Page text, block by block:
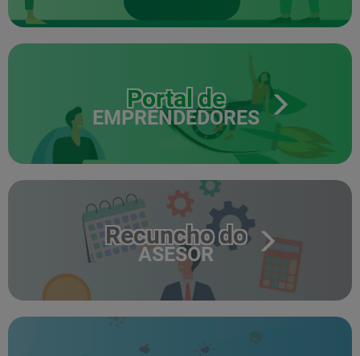
Portal de
EMPRENDEDORES
Recuncho do
ASESOR